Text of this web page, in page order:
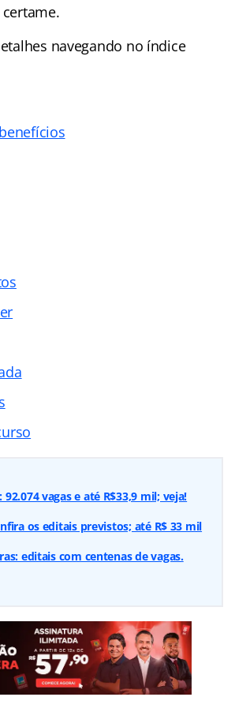
navegando no índice
vagas e até R$33,9 mil; veja!
os editais previstos; até R$ 33 mil
editais com centenas de vagas.